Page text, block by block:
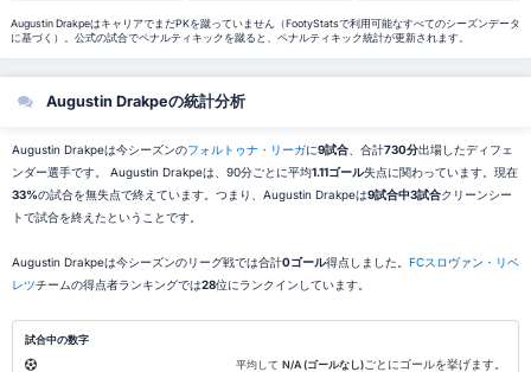
Augustin DrakpeはキャリアでまだPKを蹴っていません（FootyStatsで利用可能なすべてのシーズンデータ
に基づく）。公式の試合でペナルティキックを蹴ると、ペナルティキック統計が更新されます。
Augustin Drakpeの統計分析
Augustin Drakpeは今シーズンのフォルトゥナ・リーガに9試合、合計730分出場したディフェ
ンダー選手です。 Augustin Drakpeは、90分ごとに平均1.11ゴール失点に関わっています。現在
33%の試合を無失点で終えています。つまり、Augustin Drakpeは9試合中3試合クリーンシー
トで試合を終えたということです。
Augustin Drakpeは今シーズンのリーグ戦では合計0ゴール得点しました。 FCスロヴァン・リベ
レツチームの得点者ランキングでは28位にランクインしています。
試合中の数字
平均してN/A (ゴールなし)ごとにゴールを挙げます。